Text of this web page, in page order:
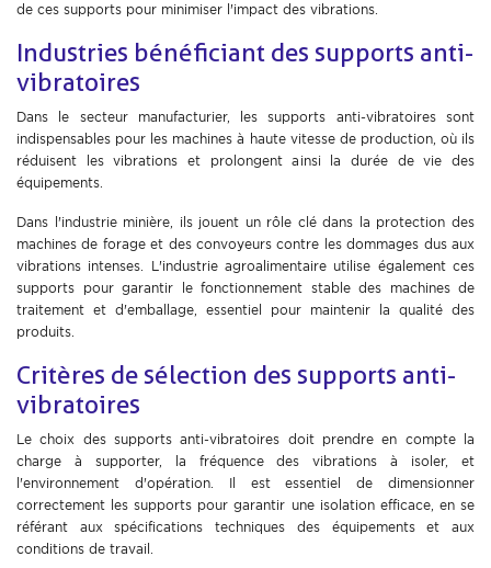
de ces supports pour minimiser l'impact des vibrations.
Industries bénéficiant des supports anti-
vibratoires
Dans le secteur manufacturier, les supports anti-vibratoires sont
indispensables pour les machines à haute vitesse de production, où ils
réduisent les vibrations et prolongent ainsi la durée de vie des
équipements.
Dans l'industrie minière, ils jouent un rôle clé dans la protection des
machines de forage et des convoyeurs contre les dommages dus aux
vibrations intenses. L'industrie agroalimentaire utilise également ces
supports pour garantir le fonctionnement stable des machines de
traitement et d'emballage, essentiel pour maintenir la qualité des
produits.
Critères de sélection des supports anti-
vibratoires
Le choix des supports anti-vibratoires doit prendre en compte la
charge à supporter, la fréquence des vibrations à isoler, et
l'environnement d'opération. Il est essentiel de dimensionner
correctement les supports pour garantir une isolation efficace, en se
référant aux spécifications techniques des équipements et aux
conditions de travail.